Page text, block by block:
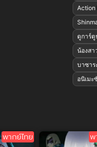
Action
ดูการ์ตู
น้องสา
บาซาร
อนิเมะ
พากย์ไทย พ